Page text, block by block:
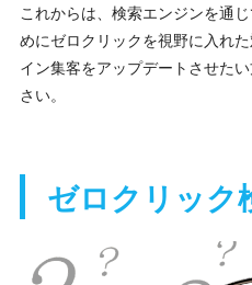
これからは、検索エンジンを通
めにゼロクリックを視野に入れ
イン集客をアップデートさせた
さい。
ゼロクリック